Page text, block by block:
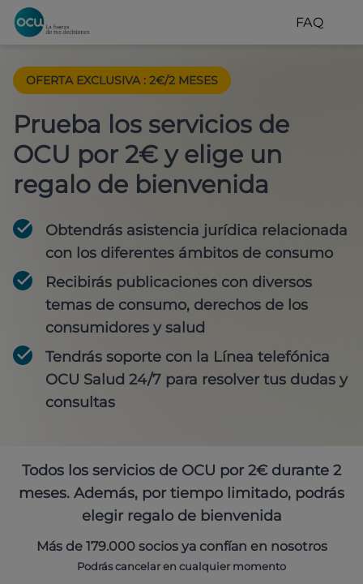
FAQ
OFERTA EXCLUSIVA : 2€/2 MESES
Prueba los servicios de
OCU por 2€ y elige un
regalo de bienvenida
Obtendrás asistencia jurídica relacionada
con los diferentes ámbitos de consumo
Recibirás publicaciones con diversos
temas de consumo, derechos de los
consumidores y salud
Tendrás soporte con la Línea telefónica
OCU Salud 24/7 para resolver tus dudas y
consultas
Todos los servicios de OCU por 2€ durante 2
meses. Además, por tiempo limitado, podrás
elegir regalo de bienvenida
Más de 179.000 socios ya confían en nosotros
Podrás cancelar en cualquier momento